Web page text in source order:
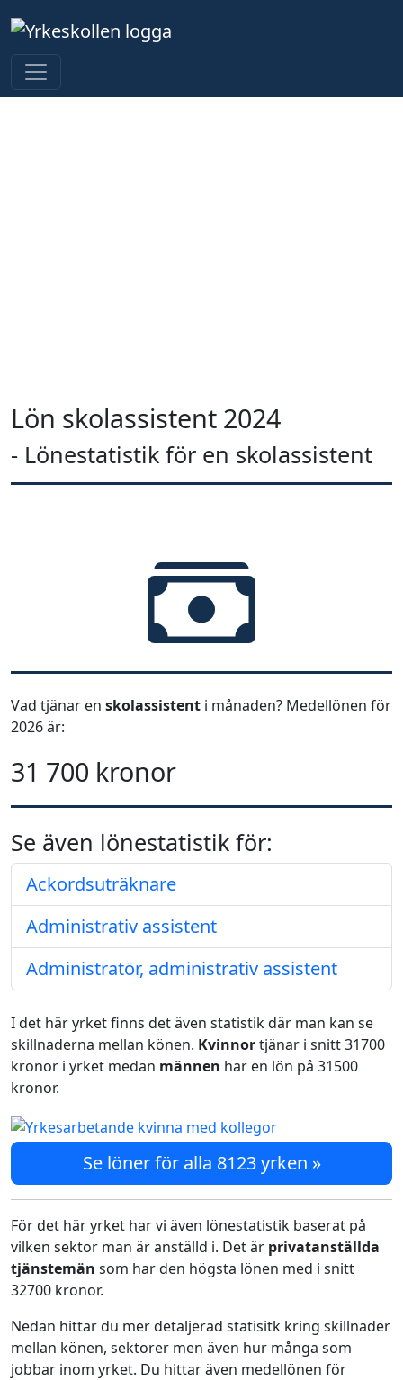
Lön skolassistent 2024
- Lönestatistik för en skolassistent
Vad tjänar en skolassistent i månaden? Medellönen för
2026 är:
31 700 kronor
Se även lönestatistik för:
Ackordsuträknare
Administrativ assistent
Administratör, administrativ assistent
I det här yrket finns det även statistik där man kan se
skillnaderna mellan könen. Kvinnortjänar i snitt 31700
kronor i yrket medan männen har en lön på 31500
kronor.
Se löner för alla 8123 yrken »
För det här yrket har vi även lönestatistik baserat på
vilken sektor man är anställd i. Det är privatanställda
tjänstemän som har den högsta lönen med i snitt
32700 kronor.
Nedan hittar du mer detaljerad statisitk kring skillnader
mellan könen, sektorer men även hur många som
jobbar inom yrket. Du hittar även medellönen för